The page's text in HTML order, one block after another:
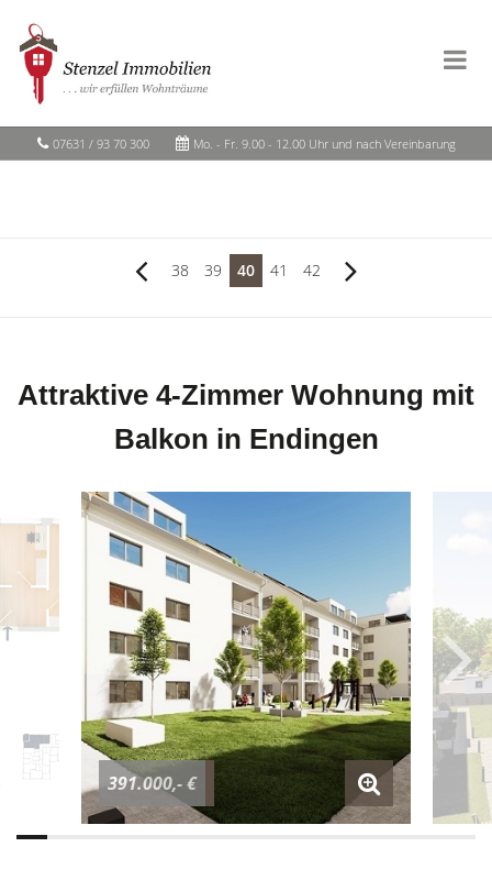
07631 / 93 70 300 Mo. - Fr. 9.00 - 12.00 Uhr und nach Vereinbarung
38 39 40 41 42
Attraktive 4-Zimmer Wohnung mit
Balkon in Endingen
391.000,- €